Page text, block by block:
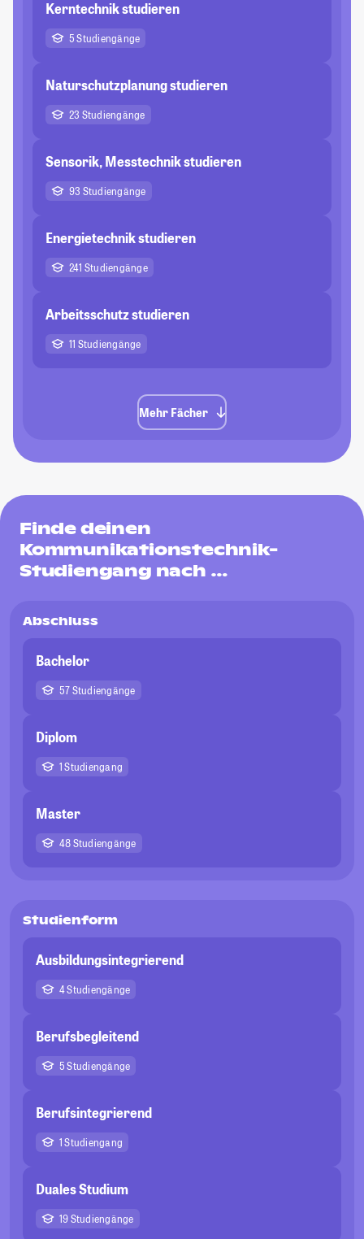
Kerntechnik studieren
5 Studiengänge
Naturschutzplanung studieren
23 Studiengänge
Sensorik, Messtechnik studieren
93 Studiengänge
Energietechnik studieren
241 Studiengänge
Arbeitsschutz studieren
11 Studiengänge
Mehr Fächer
Finde deinen
Kommunikationstechnik-
Studiengang nach …
Abschluss
Bachelor
57 Studiengänge
Diplom
1 Studiengang
Master
48 Studiengänge
Studienform
Ausbildungsintegrierend
4 Studiengänge
Berufsbegleitend
5 Studiengänge
Berufsintegrierend
1 Studiengang
Duales Studium
19 Studiengänge